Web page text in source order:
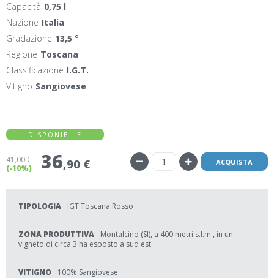
Capacità 0,75 l
Nazione Italia
Gradazione 13,5 °
Regione Toscana
Classificazione I.G.T.
Vitigno Sangiovese
DISPONIBILE
41,00 €
(-10%)
36,90 € ACQUISTA
TIPOLOGIA IGT Toscana Rosso
ZONA PRODUTTIVA
Montalcino (SI), a 400 metri s.l.m., in un
vigneto di circa 3 ha esposto a sud est
VITIGNO 100% Sangiovese